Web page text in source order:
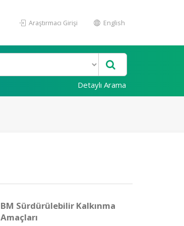
Araştırmacı Girişi English
Detaylı Arama
BM Sürdürülebilir Kalkınma
Amaçları